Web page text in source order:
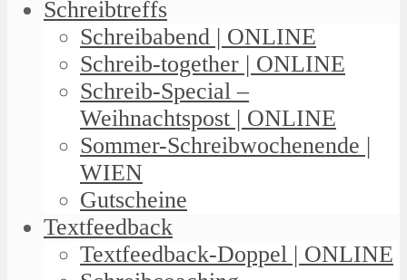
Schreibtreffs
Schreibabend | ONLINE
Schreib-together | ONLINE
Schreib-Special –
Weihnachtspost | ONLINE
Sommer-Schreibwochenende |
WIEN
Gutscheine
Textfeedback
Textfeedback-Doppel | ONLINE